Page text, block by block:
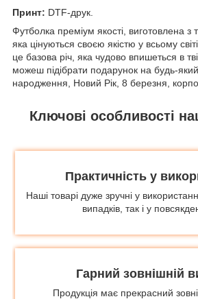
Принт: DTF-друк.
Футболка преміум якості, виготовлена з
яка цінуються своєю якістю у всьому
це базова річ, яка чудово впишеться в
можеш підібрати подарунок на будь-
народження, Новий Рік, 8 березня,
Ключові особливості
Практичність у
Наші товарі дуже зручні у
випадків, так і у
Гарний зовнішній
Продукція має прекрасний